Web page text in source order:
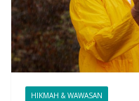
HIKMAH & WAWASAN